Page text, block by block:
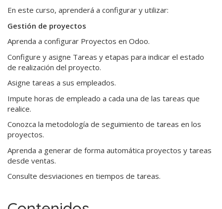
En este curso, aprenderá a configurar y utilizar:
Gestión de proyectos
Aprenda a configurar Proyectos en Odoo.
Configure y asigne Tareas y etapas para indicar el estado
de realización del proyecto.
Asigne tareas a sus empleados.
Impute horas de empleado a cada una de las tareas que
realice.
Conozca la metodología de seguimiento de tareas en los
proyectos.
Aprenda a generar de forma automática proyectos y tareas
desde ventas.
Consulte desviaciones en tiempos de tareas.